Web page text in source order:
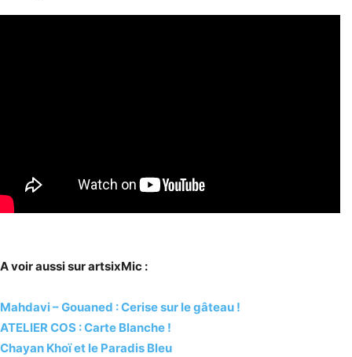
A voir aussi sur artsixMic :
Mahdavi – Gouaned : Cerise sur le gâteau !
ATELIER COS : Carte Blanche !
Chayan Khoï et le Paradis Bleu